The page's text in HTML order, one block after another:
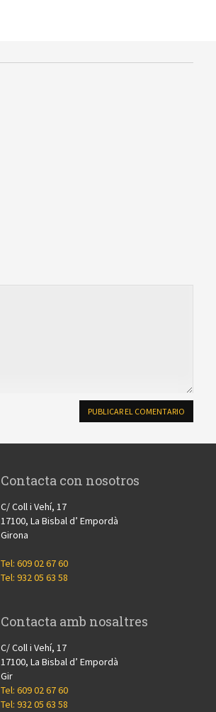
Contacta con nosotros
C/ Coll i Vehí, 17
17100, La Bisbal d’ Empordà
Girona
Tel: 609 02 67 60
Tel: 932 05 63 58
Contacta amb nosaltres
C/ Coll i Vehí, 17
17100, La Bisbal d’ Empordà
Gir
Tel: 609 02 67 60
Tel: 932 05 63 58